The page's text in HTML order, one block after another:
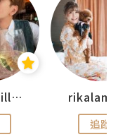
思思賢 ChillMyBabe
追蹤